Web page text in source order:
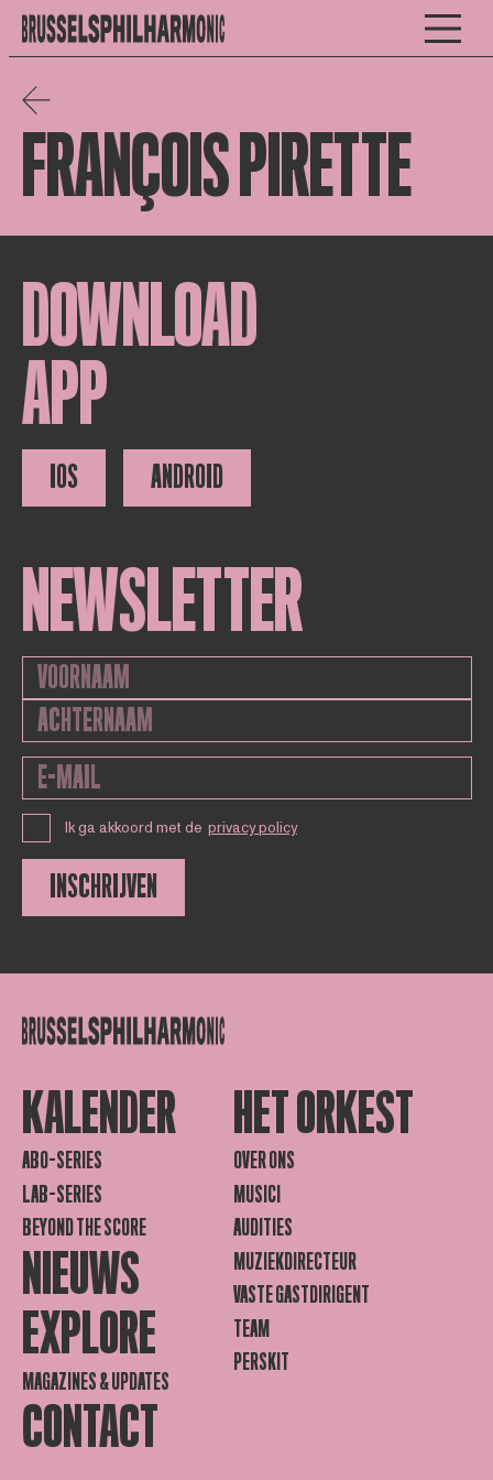
FRANÇOIS PIRETTE
DOWNLOAD
APP
IOS ANDROID
NEWSLETTER
Ik ga akkoord met de privacy policy
INSCHRIJVEN
KALENDER
ABO-SERIES
LAB-SERIES
BEYOND THE SCORE
NIEUWS
EXPLORE
MAGAZINES & UPDATES
CONTACT
HET ORKEST
OVER ONS
MUSICI
AUDITIES
MUZIEKDIRECTEUR
VASTE GASTDIRIGENT
TEAM
PERSKIT